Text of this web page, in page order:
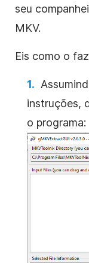
seu
MKV.
Eis como o
instruções,
o programa: